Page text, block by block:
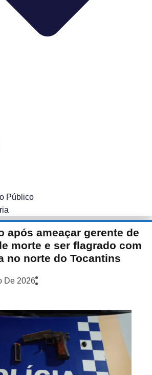
Público
após ameaçar gerente de
morte e ser flagrado com
no norte do Tocantins
De 2026